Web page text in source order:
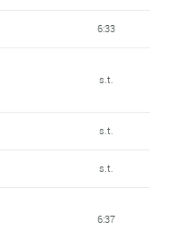
6:33
s.t.
s.t.
s.t.
6:37